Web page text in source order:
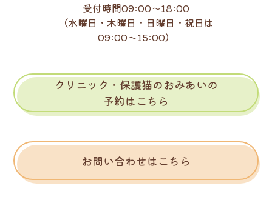
受付時間09:00～18:00
（水曜日・木曜日・日曜日・祝日は
09:00～15:00）
クリニック・保護猫のおみあいの
予約はこちら
お問い合わせはこちら